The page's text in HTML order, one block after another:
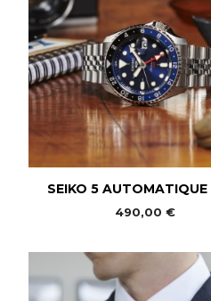
 Aperçu rapide
SEIKO 5 AUTOMATIQUE
490,00 €